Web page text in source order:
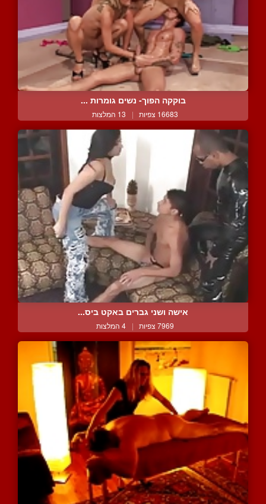
בוקקה הפוך- נשים גומרות ...
16683 צפיות | 13 המלצות
אישה ושני גברים באקט ביס...
7969 צפיות | 4 המלצות